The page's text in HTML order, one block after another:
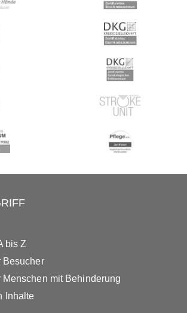
bis Z
Besucher
Menschen mit Behinderung
Inhalte